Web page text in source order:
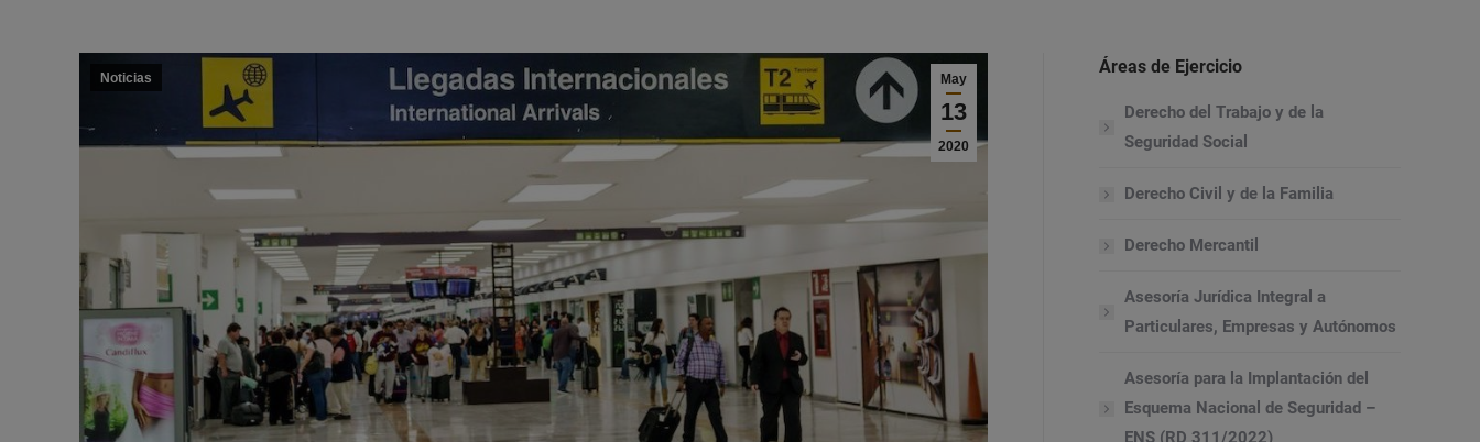
May
13
2020
Noticias
Áreas de Ejercicio
Derecho del Trabajo y de la
Seguridad Social
Derecho Civil y de la Familia
Derecho Mercantil
Asesoría Jurídica Integral a
Particulares, Empresas y Autónomos
Asesoría para la Implantación del
Esquema Nacional de Seguridad –
ENS (RD 311/2022)